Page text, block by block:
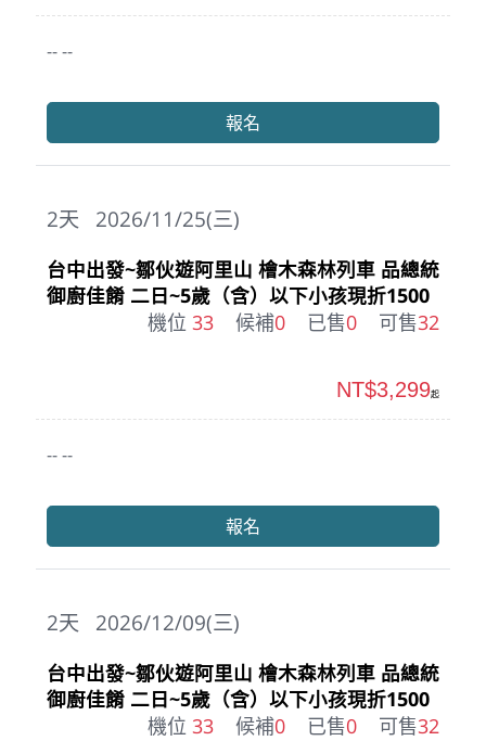
-- --
報名
2026/11/25(三)
2天
台中出發~鄒伙遊阿里山 檜木森林列車 品總統
御廚佳餚 二日~5歲（含）以下小孩現折1500
機位 33 候補0 已售0 可售32
-- --
NT$3,299起
報名
2026/12/09(三)
2天
台中出發~鄒伙遊阿里山 檜木森林列車 品總統
御廚佳餚 二日~5歲（含）以下小孩現折1500
機位 33 候補0 已售0 可售32